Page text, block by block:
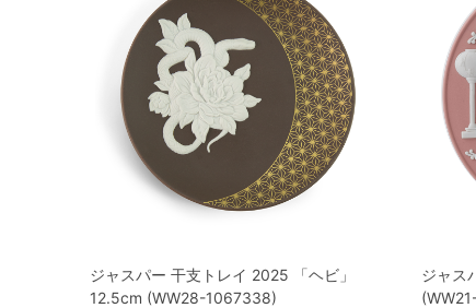
ジャスパー 干支トレイ 2025 「ヘビ」
12.5cm (WW28-1067338)
ジャス